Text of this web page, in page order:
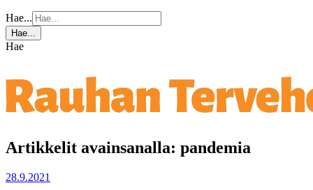
Hae...
Hae...
Hae
Artikkelit avainsanalla: pandemia
28.9.2021